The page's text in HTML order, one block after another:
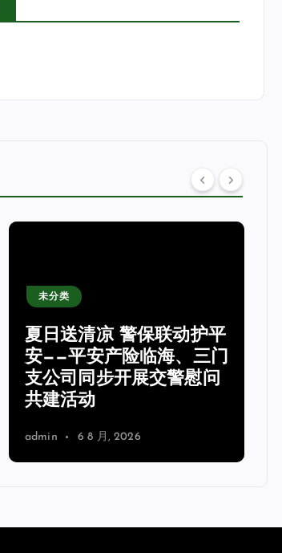
未分类
夏日送清凉 警保联动护平
安——平安产险临海、三门
支公司同步开展交警慰问
共建活动
admin 6 8 月, 2026